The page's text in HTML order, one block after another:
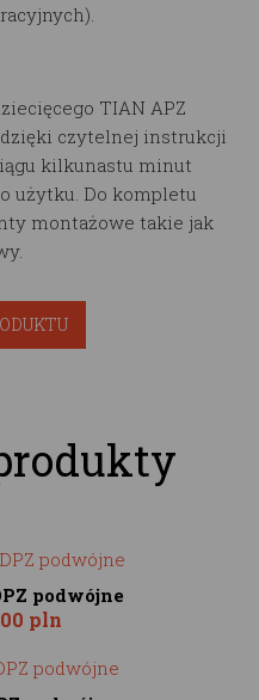
TIAN APZ
czytelnej instrukcji
kilkunastu minut
użytku. Do kompletu
montażowe takie jak
podwójne
pln